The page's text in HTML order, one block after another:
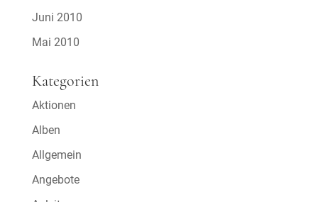
Juni 2010
Mai 2010
Kategorien
Aktionen
Alben
Allgemein
Angebote